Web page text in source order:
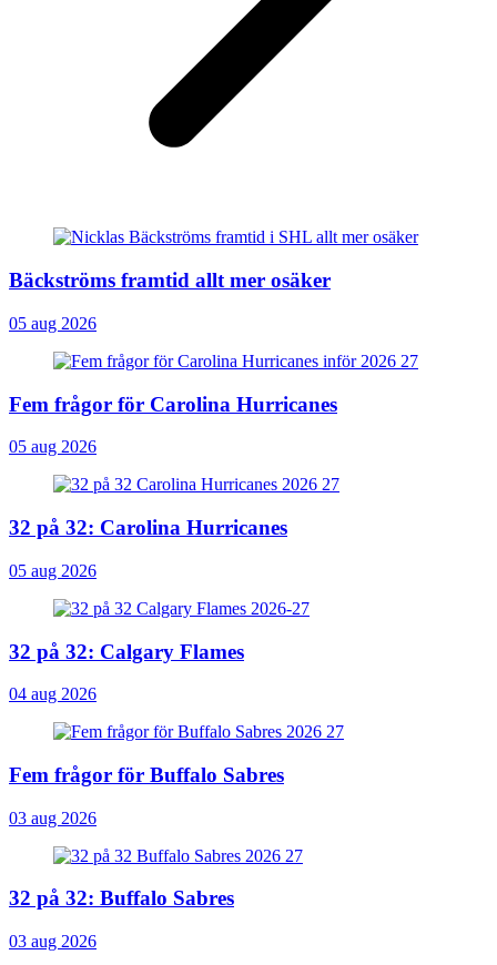
Bäckströms framtid allt mer osäker
05 aug 2026
Fem frågor för Carolina Hurricanes
05 aug 2026
32 på 32: Carolina Hurricanes
05 aug 2026
32 på 32: Calgary Flames
04 aug 2026
Fem frågor för Buffalo Sabres
03 aug 2026
32 på 32: Buffalo Sabres
03 aug 2026